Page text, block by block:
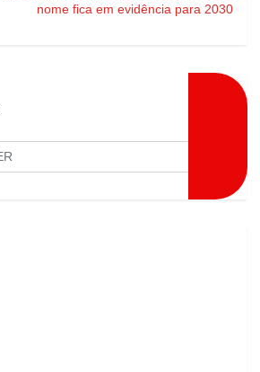
nome fica em evidência para 2030